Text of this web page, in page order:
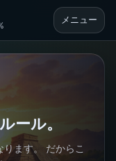
メニュー
ール。
ます。 だからこ